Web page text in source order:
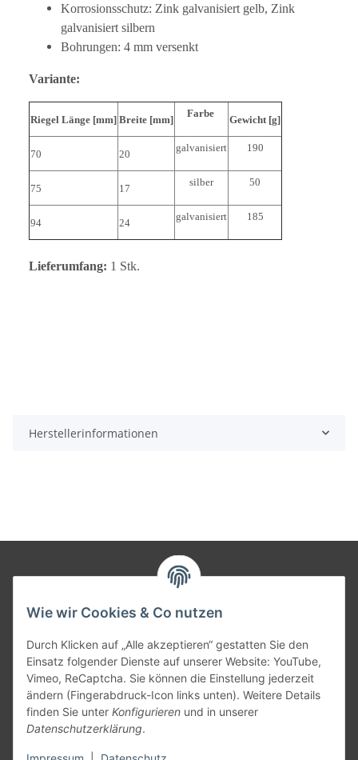
Wie wir Cookies & Co nutzen
Durch Klicken auf „Alle akzeptieren“ gestatten Sie den
Einsatz folgender Dienste auf unserer Website: YouTube,
Vimeo, ReCaptcha. Sie können die Einstellung jederzeit
ändern (Fingerabdruck-Icon links unten). Weitere Details
finden Sie unter Konfigurieren und in unserer
Datenschutzerklärung.
Korrosionsschutz: Zink galvanisiert gelb, Zink
galvanisiert silbern
Bohrungen: 4 mm versenkt
Variante:
Riegel Länge [mm] Breite [mm]
Farbe
Gewicht [g]
70 20
galvanisiert 190
75 17
silber 50
94 24
galvanisiert 185
Lieferumfang: 1 Stk.
Herstellerinformationen
Gesetzliche Informationen
Versandpartner